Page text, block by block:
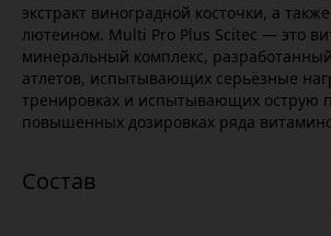
экстракт виноградной косточки, а
лютеином. Multi Pro Plus Scitec — это
минеральный комплекс,
атлетов, испытывающих серьёзные
тренировках и испытывающих острую
повышенных дозировках ряда